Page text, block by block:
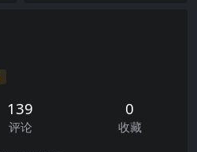
139
评论
0
收藏